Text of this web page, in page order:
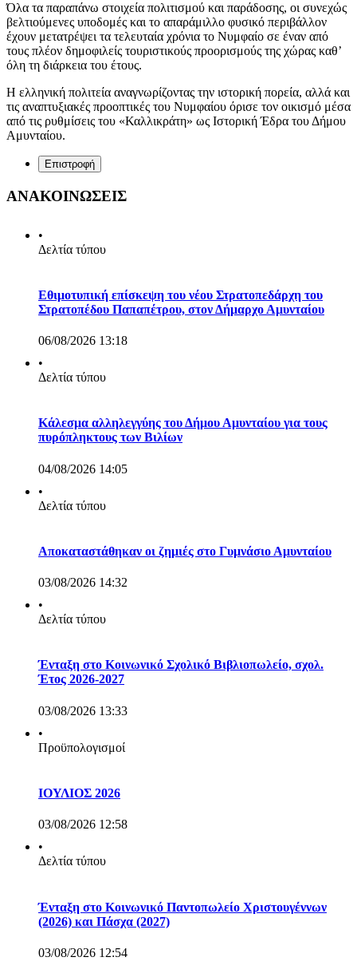
Όλα τα παραπάνω στοιχεία πολιτισμού και παράδοσης, οι συνεχώς
βελτιούμενες υποδομές και το απαράμιλλο φυσικό περιβάλλον
έχουν μετατρέψει τα τελευταία χρόνια το Νυμφαίο σε έναν από
τους πλέον δημοφιλείς τουριστικούς προορισμούς της χώρας καθ’
όλη τη διάρκεια του έτους.
Η ελληνική πολιτεία αναγνωρίζοντας την ιστορική πορεία, αλλά και
τις αναπτυξιακές προοπτικές του Νυμφαίου όρισε τον οικισμό μέσα
από τις ρυθμίσεις του «Καλλικράτη» ως Ιστορική Έδρα του Δήμου
Αμυνταίου.
Επιστροφή
ΑΝΑΚΟΙΝΩΣΕΙΣ
•
Δελτία τύπου
Εθιμοτυπική επίσκεψη του νέου Στρατοπεδάρχη του
Στρατοπέδου Παπαπέτρου, στον Δήμαρχο Αμυνταίου
06/08/2026 13:18
•
Δελτία τύπου
Κάλεσμα αλληλεγγύης του Δήμου Αμυνταίου για τους
πυρόπληκτους των Βιλίων
04/08/2026 14:05
•
Δελτία τύπου
Αποκαταστάθηκαν οι ζημιές στο Γυμνάσιο Αμυνταίου
03/08/2026 14:32
•
Δελτία τύπου
Ένταξη στο Κοινωνικό Σχολικό Βιβλιοπωλείο, σχολ.
Έτος 2026-2027
03/08/2026 13:33
•
Προϋπολογισμοί
ΙΟΥΛΙΟΣ 2026
03/08/2026 12:58
•
Δελτία τύπου
Ένταξη στο Κοινωνικό Παντοπωλείο Χριστουγέννων
(2026) και Πάσχα (2027)
03/08/2026 12:54